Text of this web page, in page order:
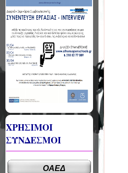
ΧΡΗΣΙΜΟΙ
ΣΥΝΔΕΣΜΟΙ
ΟΑΕΔ